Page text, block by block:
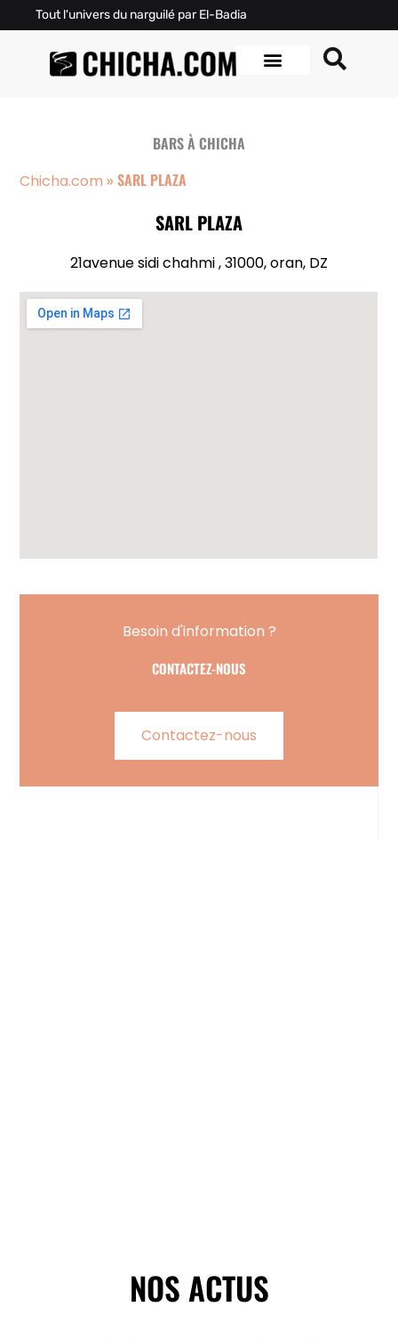
Tout l'univers du narguilé par El-Badia
BARS À CHICHA
Chicha.com »SARL PLAZA
SARL PLAZA
21avenue sidi chahmi , 31000, oran, DZ
NOS ACTUS
Besoin d'information ?
CONTACTEZ-NOUS
Contactez-nous